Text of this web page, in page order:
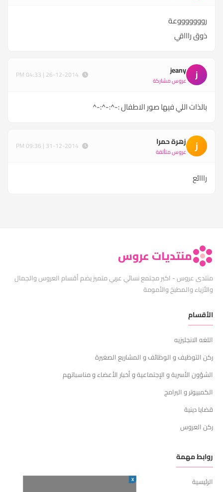
روووووووعة
ذوق راااقي
j
jeany
عروس مشاركة
بالذات اللي فيها صور الاطفال :-^:-^:-^
ز زهرة حمرا
عروس متألقة
رااائع
منتديات عروس
منتدى عروس - اكبر مجتمع نسائي عربي متميز يضم أقسام العروس والجمال
والأزياء والمطبخ والأمومة
الأقسام
اللغه الانجليزيه
ركن التوظيف و الوظائف و المشاريع الصغيرة
الشؤون الأسرية و الإجتماعية و أخبار الأعضاء و مناسباتهم
الكمبيوتر و البرامج
قضايا دينية
ركن العروس
روابط مهمة
الرئيسية X